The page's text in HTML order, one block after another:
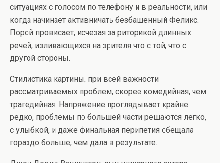
ситуациях с голосом по телефону и в реальности, или
когда начинает активничать безбашенный Феликс.
Порой провисает, исчезая за риторикой длинных
речей, изливающихся на зрителя что с той, что с
другой стороны.
Стилистика картины, при всей важности
рассматриваемых проблем, скорее комедийная, чем
трагедийная. Напряжение проглядывает крайне
редко, проблемы по большей части решаются легко,
с улыбкой, и даже финальная перипетия обещала
гораздо больше, чем дала в результате.